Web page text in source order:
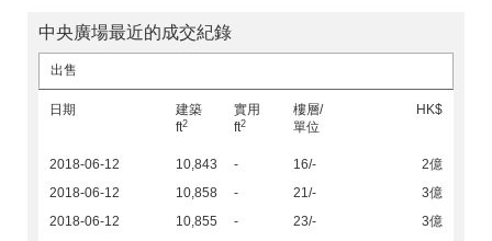
中央廣場最近的成交紀錄
出售
日期
建築
ft2
實用
ft2
樓層/
單位
HK$
2018-06-12 10,843 - 16/-
2億
2018-06-12
10,858 - 21/-
3億
2018-06-12
10,855 - 23/-
3億